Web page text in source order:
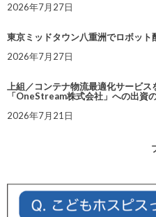
2026年7月27日
東京ミッドタウン八重洲でロボット
2026年7月27日
上組／コンテナ物流最適化サービ
「OneStream株式会社」への出資
2026年7月21日